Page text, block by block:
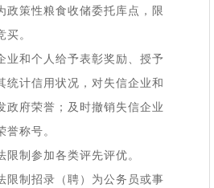
政策性粮食收储委托库点，限
买。
和个人给予表彰奖励、授予
统计信用状况，对失信企业和
政府荣誉；及时撤销失信企业
誉称号。
制参加各类评先评优。
制招录（聘）为公务员或事